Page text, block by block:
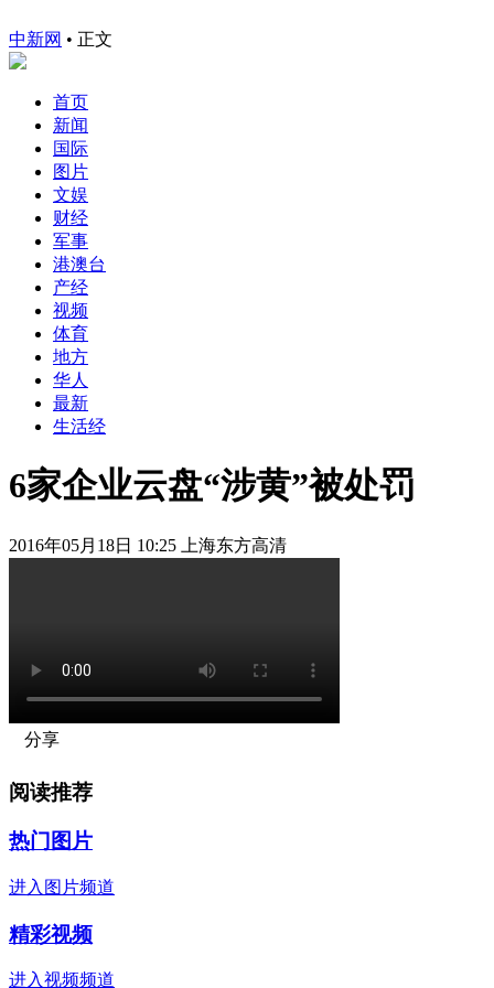
中新网 • 正文
首页
新闻
国际
图片
文娱
财经
军事
港澳台
产经
视频
体育
地方
华人
最新
生活经
6家企业云盘“涉黄”被处罚
2016年05月18日 10:25 上海东方高清
分享
阅读推荐
热门图片
进入图片频道
精彩视频
进入视频频道